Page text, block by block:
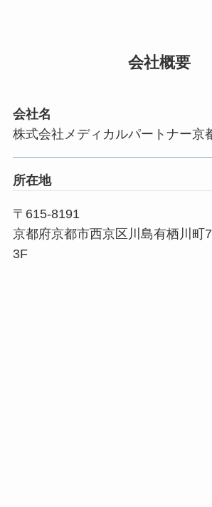
会社概要
会社名
株式会社メディカルパートナー京
所在地
〒615-8191
京都府京都市西京区川島有栖川町
3F